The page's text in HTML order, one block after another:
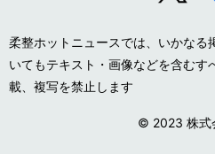
柔整ホットニュースでは、いかなる
いてもテキスト・画像などを含むす
載、複写を禁止します
© 2023 株式